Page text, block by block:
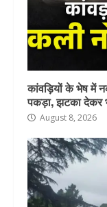
कांवड़ियों के भेष में
पकड़ा, झटका देकर
August 8, 2026